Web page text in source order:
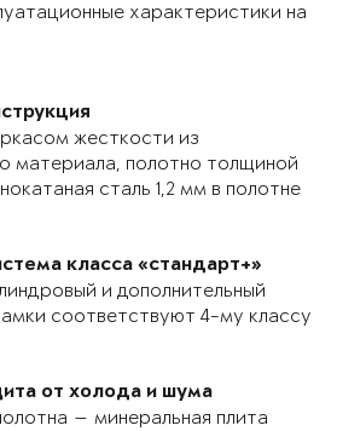
характеристики на
жесткости из
материала, полотно толщиной
сталь 1,2 мм в полотне
класса «стандарт+»
и дополнительный
соответствуют 4-му классу
от холода и шума
— минеральная плита